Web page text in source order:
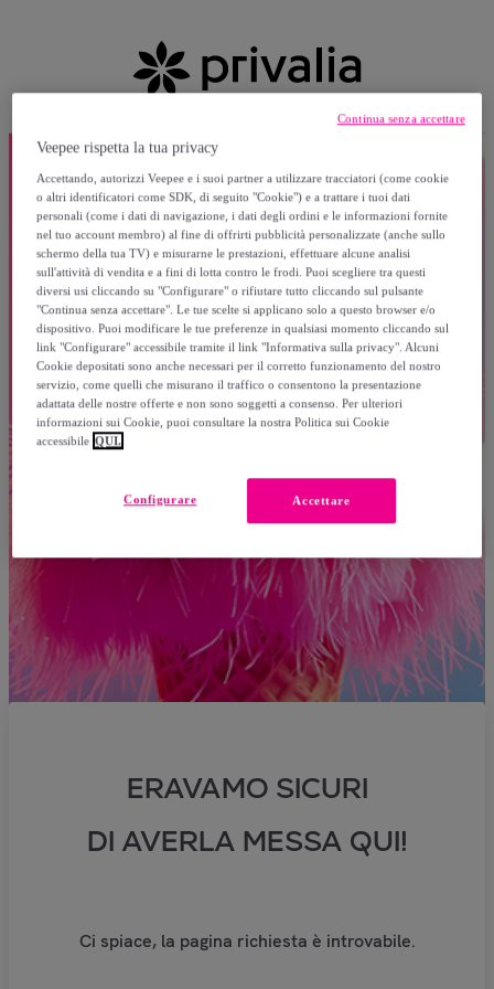
ERAVAMO SICURI
DI AVERLA MESSA QUI!
Ci spiace, la pagina richiesta è introvabile.
Veepee rispetta la tua privacy
Accettando, autorizzi Veepee e i suoi partner a utilizzare tracciatori (come cookie
o altri identificatori come SDK, di seguito "Cookie") e a trattare i tuoi dati
personali (come i dati di navigazione, i dati degli ordini e le informazioni fornite
nel tuo account membro) al fine di offrirti pubblicità personalizzate (anche sullo
schermo della tua TV) e misurarne le prestazioni, effettuare alcune analisi
sull'attività di vendita e a fini di lotta contro le frodi. Puoi scegliere tra questi
diversi usi cliccando su "Configurare" o rifiutare tutto cliccando sul pulsante
"Continua senza accettare". Le tue scelte si applicano solo a questo browser e/o
dispositivo. Puoi modificare le tue preferenze in qualsiasi momento cliccando sul
link "Configurare" accessibile tramite il link "Informativa sulla privacy". Alcuni
Cookie depositati sono anche necessari per il corretto funzionamento del nostro
servizio, come quelli che misurano il traffico o consentono la presentazione
adattata delle nostre offerte e non sono soggetti a consenso. Per ulteriori
informazioni sui Cookie, puoi consultare la nostra Politica sui Cookie
accessibile QUI.
Accettare
Configurare
Continua senza accettare